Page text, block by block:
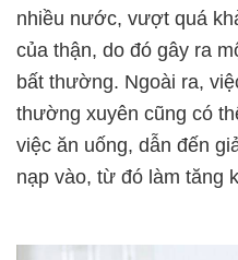
nhiều nước, vượt quá
của thận, do đó gây ra
bất thường. Ngoài ra,
thường xuyên cũng có
việc ăn uống, dẫn đến
nạp vào, từ đó làm tăng